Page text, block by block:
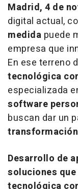
Madrid, 4 de
digital actual,
medida puede
empresa que
En ese terreno
tecnológica
especializada
software
buscan dar un
Desarrollo de
soluciones